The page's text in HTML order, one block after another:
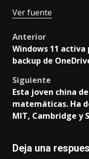
Ver fuente
Post
navigation
Anterior
Windows 11
backup de
Siguiente
Esta joven china
matemáticas. Ha
MIT, Cambridge y
Deja una